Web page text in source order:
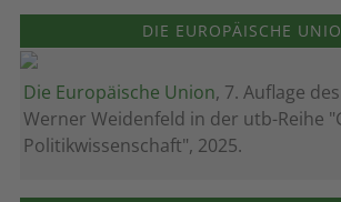
DIE EUROPÄISCHE
Die Europäische Union, 7. Auflage
Werner Weidenfeld in der utb-Reihe
Politikwissenschaft", 2025.